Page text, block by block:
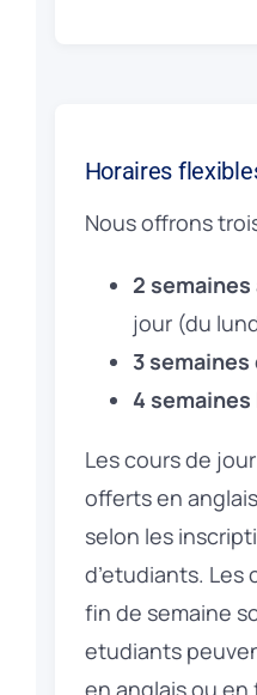
Horaires
Nous offrons
2 semaines
jour (du
3 semaines
4 semaines
Les cours de
offerts en
selon les
d’etudiants. Les
fin de semaine
etudiants
en anglais ou en